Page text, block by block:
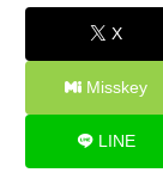
X
Misskey
LINE